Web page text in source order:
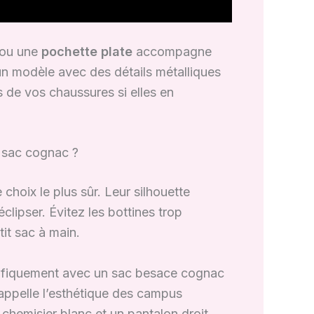
une pochette plate accompagne
modèle avec des détails métalliques
vos chaussures si elles en
cognac ?
le plus sûr. Leur silhouette
Évitez les bottines trop
sac à main.
avec un sac besace cognac
l’esthétique des campus